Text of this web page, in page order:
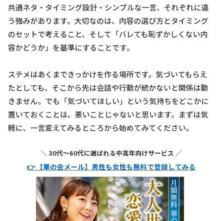
共通ネタ・タイミング設計・シンプルな一言、それぞれに違
う強みがあります。大切なのは、内容の選び方とタイミング
のセットで考えること、そして「バレても恥ずかしくない内
容かどうか」を基準にすることです。
ステメはあくまできっかけを作る場所です。気づいてもらえ
たとしても、そこから先は会話や行動が続かないと関係は動
きません。でも「気づいてほしい」という気持ちをどこかに
置いておくことは、悪いことじゃないと思います。まずは気
軽に、一言変えてみるところから始めてみてください。
＼ 30代〜60代に選ばれる中高年向けサービス ／
👉 【華の会メール】男性も女性も無料で登録してみる